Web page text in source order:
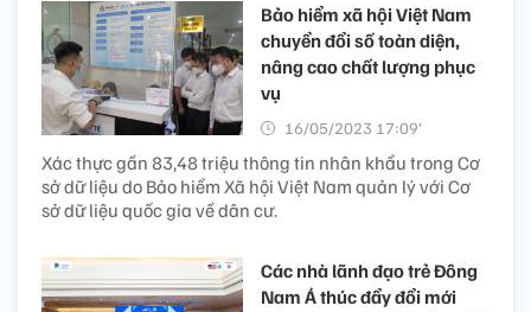
Bảo hiểm xã hội Việt Nam
chuyển đổi số toàn diện,
nâng cao chất lượng phục
vụ
16/05/2023 17:09’
Xác thực gần 83,48 triệu thông tin nhân khẩu trong Cơ
sở dữ liệu do Bảo hiểm Xã hội Việt Nam quản lý với Cơ
sở dữ liệu quốc gia về dân cư.
Các nhà lãnh đạo trẻ Đông
Nam Á thúc đẩy đổi mới